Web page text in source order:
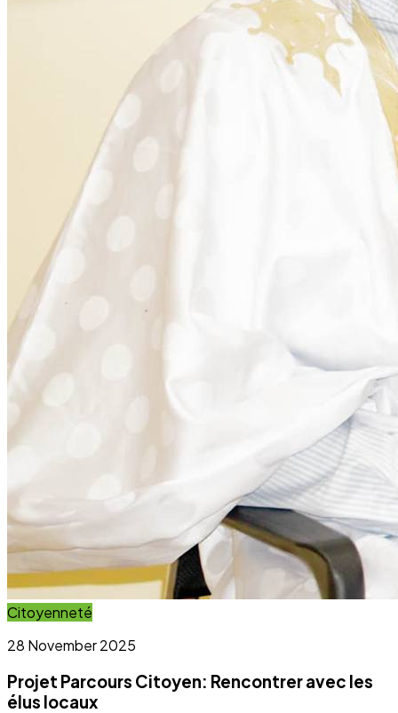
Citoyenneté
28 November 2025
Projet Parcours Citoyen: Rencontrer avec les
élus locaux